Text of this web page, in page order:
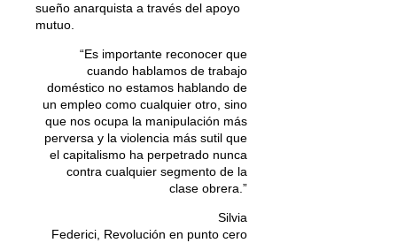
sueño anarquista a través del apoyo
mutuo.
“Es importante reconocer que
cuando hablamos de trabajo
doméstico no estamos hablando de
un empleo como cualquier otro, sino
que nos ocupa la manipulación más
perversa y la violencia más sutil que
el capitalismo ha perpetrado nunca
contra cualquier segmento de la
clase obrera.”
Silvia
Federici, Revolución en punto cero